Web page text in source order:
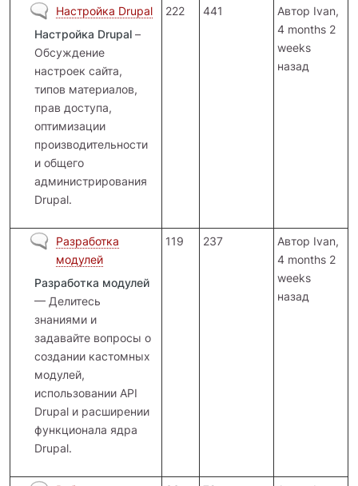
Нет новых сообщений
Настройка Drupal
Настройка Drupal –
Обсуждение
настроек сайта,
типов материалов,
прав доступа,
оптимизации
производительности
и общего
администрирования
Drupal.
222 441 Автор Ivan,
4 months 2
weeks
назад
Нет новых сообщений
Разработка
модулей
Разработка модулей
— Делитесь
знаниями и
задавайте вопросы о
создании кастомных
модулей,
использовании API
Drupal и расширении
функционала ядра
Drupal.
119 237 Автор Ivan,
4 months 2
weeks
назад